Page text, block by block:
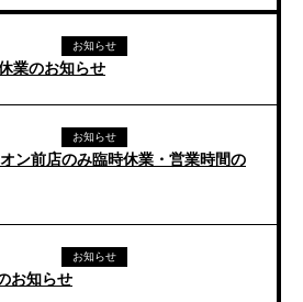
お知らせ
業のお知らせ
お知らせ
ン前店のみ臨時休業・営業時間の
お知らせ
お知らせ